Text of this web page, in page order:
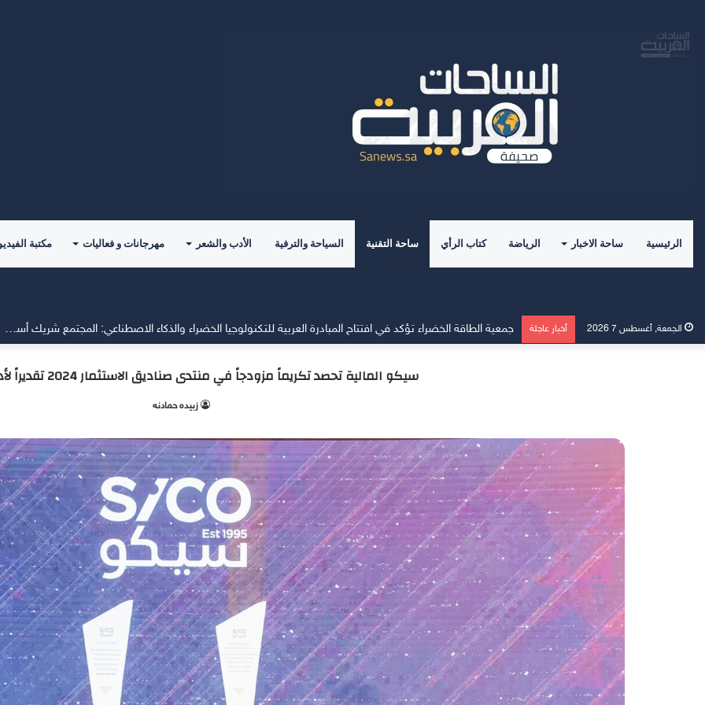
الرئيسية ساحة الاخبار الرياضة كتاب الرأي ساحة التقنية السياحة والترفية الأدب والشعر مهرجانات و فعاليات مكتبة
الجمعة, أغسطس 7 2026 أخبار عاجلة جمعية الطاقة الخضراء تؤكد في افتتاح المبادرة العربية للتكنولوجيا الخضراء والذكاء الاصطناعي: المجتمع شريك أساسي في صناعة المستقبل المستدام
سيكو المالية تحصد تكريماً مزودجاً في منتدى صناديق الاستثمار 2024 تقديراً لأدائها المتميز
زبيده حمادنه